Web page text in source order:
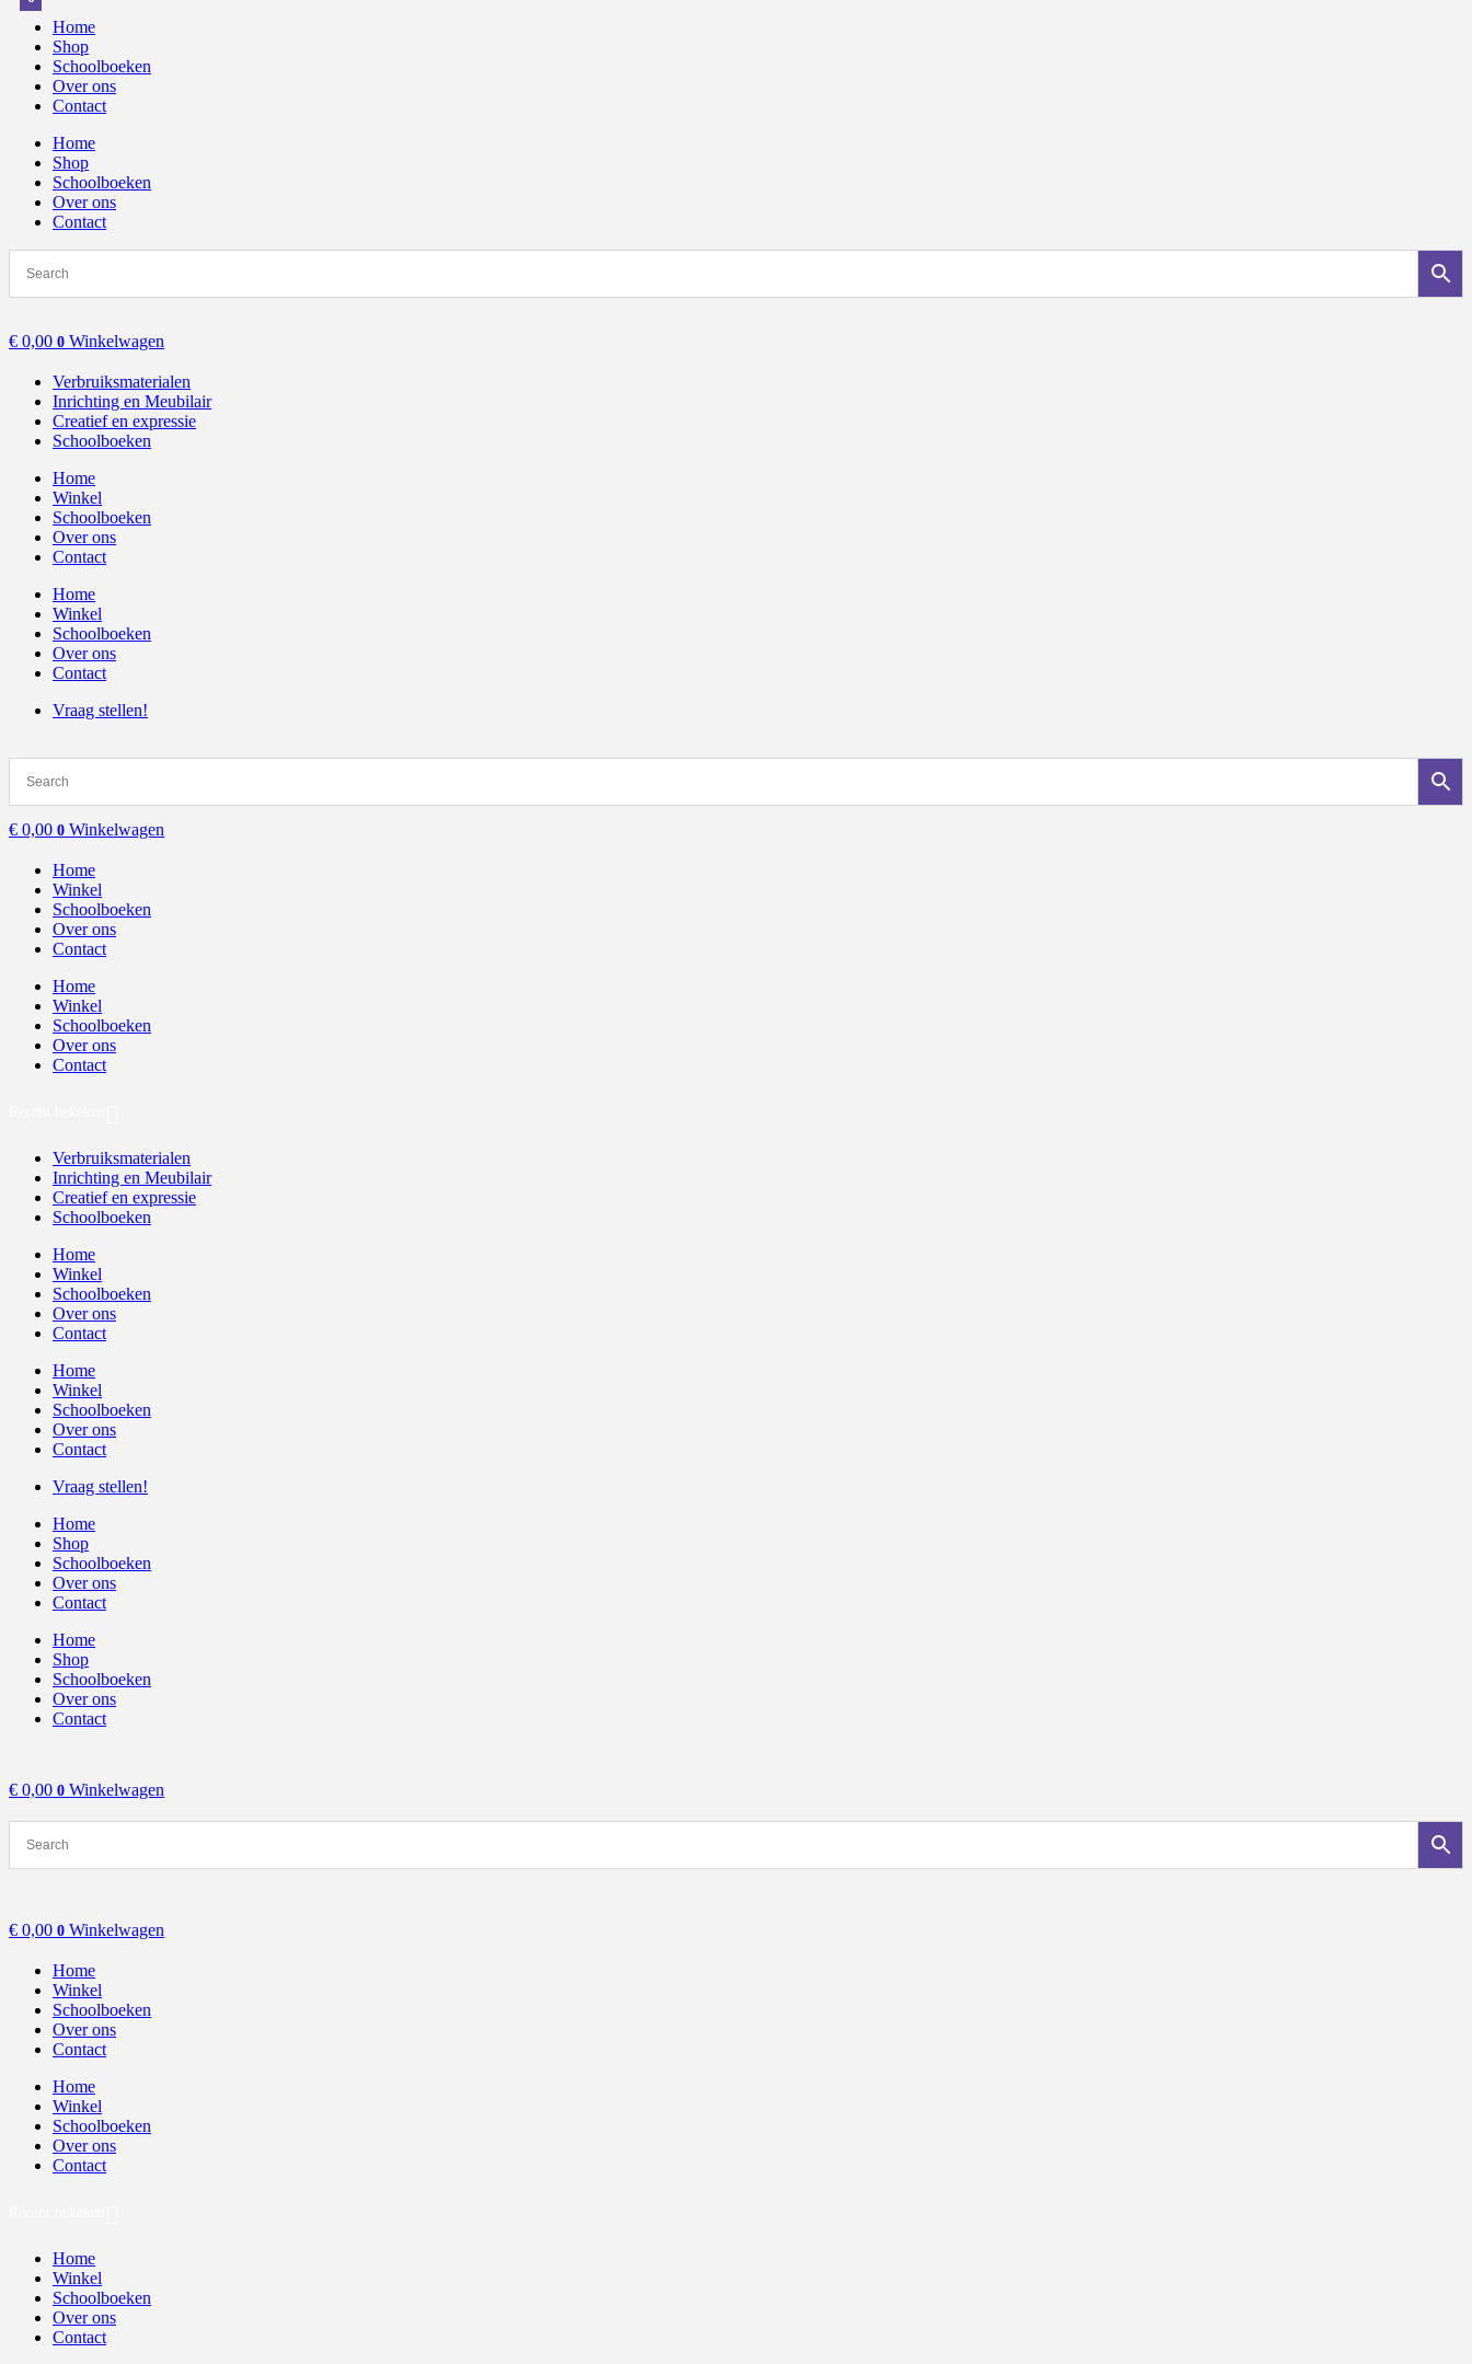
Home
Shop
Schoolboeken
Over ons
Contact
Home
Shop
Schoolboeken
Over ons
Contact
€ 0,00 0 Winkelwagen
Verbruiksmaterialen
Inrichting en Meubilair
Creatief en expressie
Schoolboeken
Home
Winkel
Schoolboeken
Over ons
Contact
Home
Winkel
Schoolboeken
Over ons
Contact
Vraag stellen!
€ 0,00 0 Winkelwagen
Home
Winkel
Schoolboeken
Over ons
Contact
Home
Winkel
Schoolboeken
Over ons
Contact
Verbruiksmaterialen
Inrichting en Meubilair
Creatief en expressie
Schoolboeken
Home
Winkel
Schoolboeken
Over ons
Contact
Home
Winkel
Schoolboeken
Over ons
Contact
Vraag stellen!
Home
Shop
Schoolboeken
Over ons
Contact
Home
Shop
Schoolboeken
Over ons
Contact
€ 0,00 0 Winkelwagen
€ 0,00 0 Winkelwagen
Home
Winkel
Schoolboeken
Over ons
Contact
Home
Winkel
Schoolboeken
Over ons
Contact
Home
Winkel
Schoolboeken
Over ons
Contact